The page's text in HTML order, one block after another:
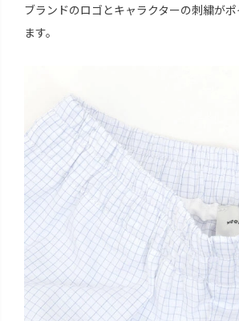
ブランドのロゴとキャラクターの刺繍が
ます。